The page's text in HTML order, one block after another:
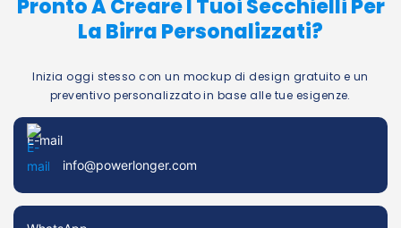
Pronto A Creare I Tuoi Secchielli Per
La Birra Personalizzati?
Inizia oggi stesso con un mockup di design gratuito e un
preventivo personalizzato in base alle tue esigenze.
E-mail
info@powerlonger.com